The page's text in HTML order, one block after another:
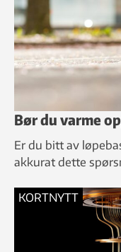
Bør du varme
Er du bitt av
akkurat dette
KORTNYTT